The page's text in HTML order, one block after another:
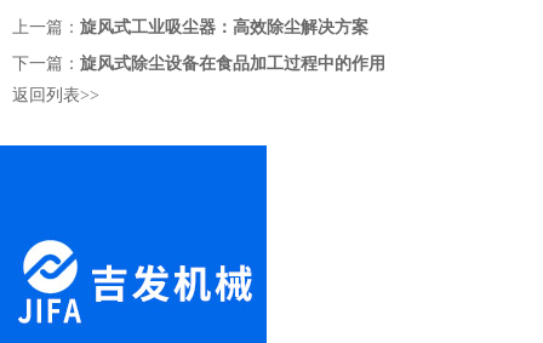
上一篇： 旋风式工业吸尘器：高效除尘解决方案
下一篇： 旋风式除尘设备在食品加工过程中的作用
返回列表>>